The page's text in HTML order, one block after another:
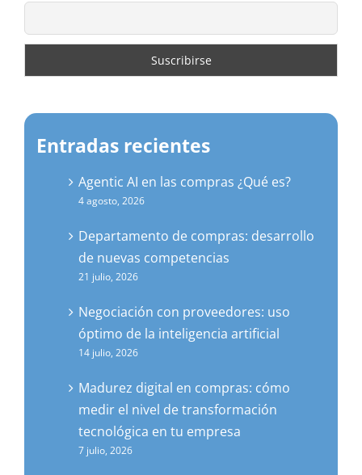
Entradas recientes
Agentic AI en las compras ¿Qué es?
4 agosto, 2026
Departamento de compras: desarrollo
de nuevas competencias
21 julio, 2026
Negociación con proveedores: uso
óptimo de la inteligencia artificial
14 julio, 2026
Madurez digital en compras: cómo
medir el nivel de transformación
tecnológica en tu empresa
7 julio, 2026